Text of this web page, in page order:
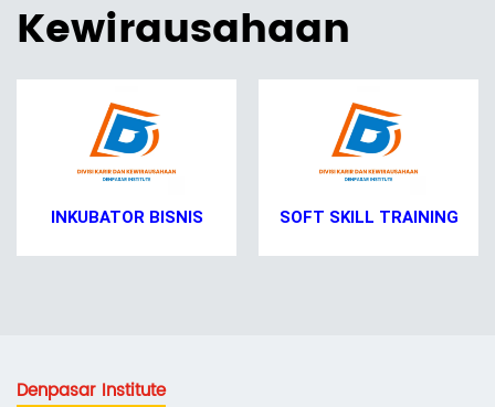
Kewirausahaan
SOFT SKILL TRAINING BIMBINGAN KARIR
Denpasar Institute